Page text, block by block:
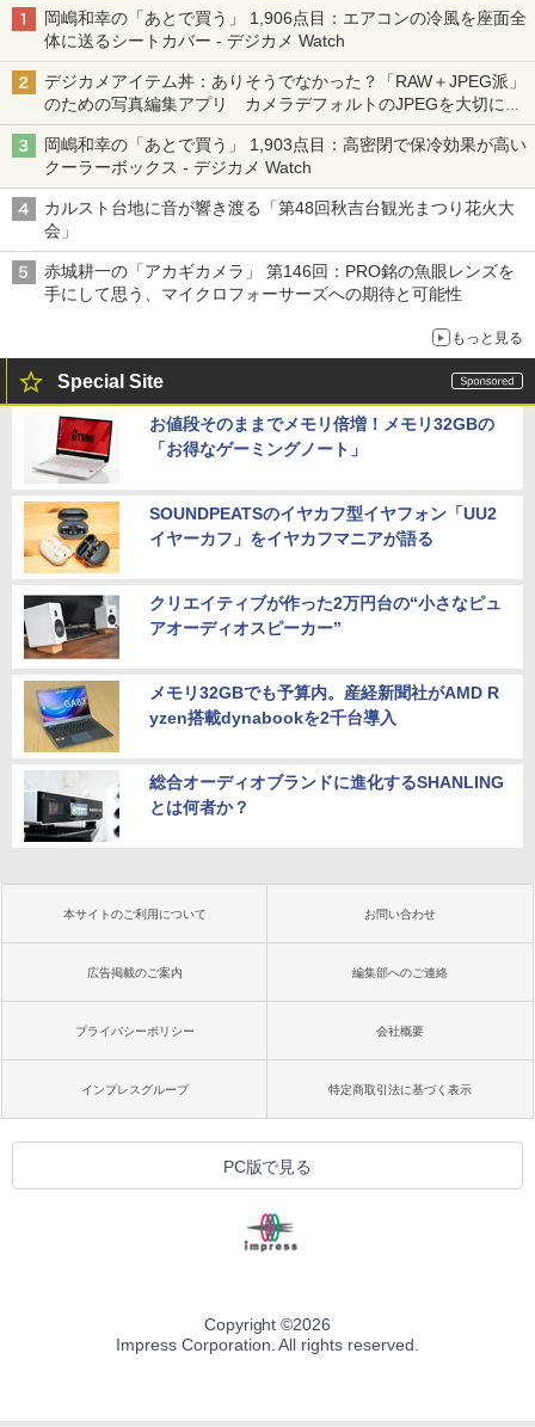
岡嶋和幸の「あとで買う」 1,906点目：エアコンの冷風を座面全
体に送るシートカバー - デジカメ Watch
デジカメアイテム丼：ありそうでなかった？「RAW＋JPEG派」
のための写真編集アプリ カメラデフォルトのJPEGを大切にす
る「Filmator」
岡嶋和幸の「あとで買う」 1,903点目：高密閉で保冷効果が高い
クーラーボックス - デジカメ Watch
カルスト台地に音が響き渡る「第48回秋吉台観光まつり花火大
会」
赤城耕一の「アカギカメラ」 第146回：PRO銘の魚眼レンズを
手にして思う、マイクロフォーサーズへの期待と可能性
もっと見る
Special Site
お値段そのままでメモリ倍増！メモリ32GBの
「お得なゲーミングノート」
SOUNDPEATSのイヤカフ型イヤフォン「UU2
イヤーカフ」をイヤカフマニアが語る
クリエイティブが作った2万円台の“小さなピュ
アオーディオスピーカー”
メモリ32GBでも予算内。産経新聞社がAMD R
yzen搭載dynabookを2千台導入
総合オーディオブランドに進化するSHANLING
とは何者か？
本サイトのご利用について お問い合わせ
広告掲載のご案内 編集部へのご連絡
プライバシーポリシー 会社概要
インプレスグループ 特定商取引法に基づく表示
PC版で見る
Copyright ©2026
Impress Corporation. All rights reserved.